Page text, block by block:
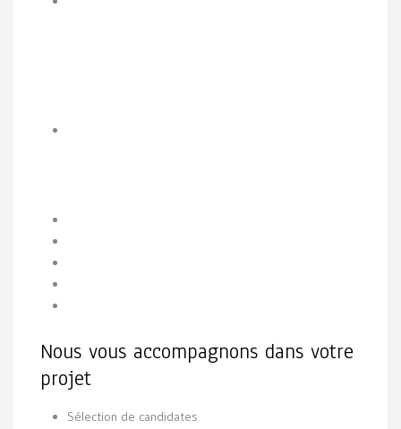
Nous vous accompagnons dans votre
projet
Sélection de candidates